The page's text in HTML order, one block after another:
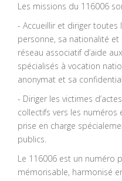
Les missions du 116006
- Accueillir et diriger toutes
personne, sa nationalité et
réseau associatif d’aide
spécialisés à vocation
anonymat et sa
- Diriger les victimes
collectifs vers les
prise en charge
publics.
Le 116006 est un numéro
mémorisable, harmonisé